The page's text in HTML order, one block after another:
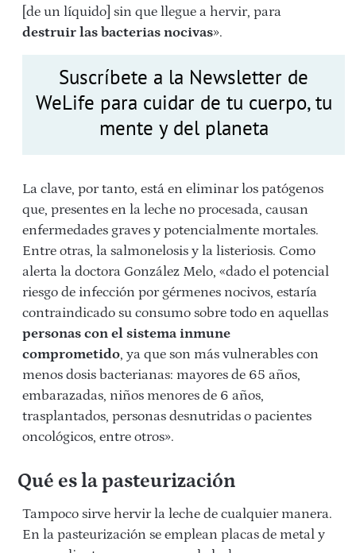
[de un líquido] sin que llegue a hervir, para
destruir las bacterias nocivas».
Suscríbete a la Newsletter de
WeLife para cuidar de tu cuerpo, tu
mente y del planeta
La clave, por tanto, está en eliminar los patógenos
que, presentes en la leche no procesada, causan
enfermedades graves y potencialmente mortales.
Entre otras, la salmonelosis y la listeriosis. Como
alerta la doctora González Melo, «dado el potencial
riesgo de infección por gérmenes nocivos, estaría
contraindicado su consumo sobre todo en aquellas
personas con el sistema inmune
comprometido, ya que son más vulnerables con
menos dosis bacterianas: mayores de 65 años,
embarazadas, niños menores de 6 años,
trasplantados, personas desnutridas o pacientes
oncológicos, entre otros».
Qué es la pasteurización
Tampoco sirve hervir la leche de cualquier manera.
En la pasteurización se emplean placas de metal y